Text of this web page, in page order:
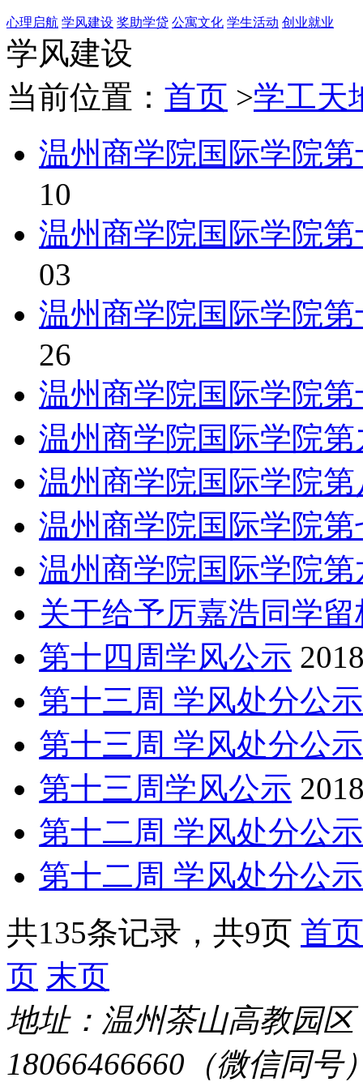
心理启航 学风建设 奖助学贷 公寓文化 学生活动 创业就业
学风建设
当前位置： 首页 >学工天
温州商学院国际学院
10
温州商学院国际学院
03
温州商学院国际学院
26
温州商学院国际学院
温州商学院国际学院
温州商学院国际学院
温州商学院国际学院
温州商学院国际学院
关于给予厉嘉浩同学
第十四周学风公示
第十三周 学风处分公
第十三周 学风处分公
第十三周学风公示
第十二周 学风处分公
第十二周 学风处分公
共135条记录，共9页 首页
页 末页
地址：温州茶山高教园区
18066466660（微信同号